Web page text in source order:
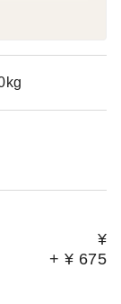
さいませ。
¥
+ ¥ 675